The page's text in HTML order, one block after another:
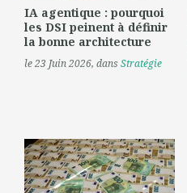
IA agentique : pourquoi
les DSI peinent à définir
la bonne architecture
le 23 Juin 2026, dansStratégie